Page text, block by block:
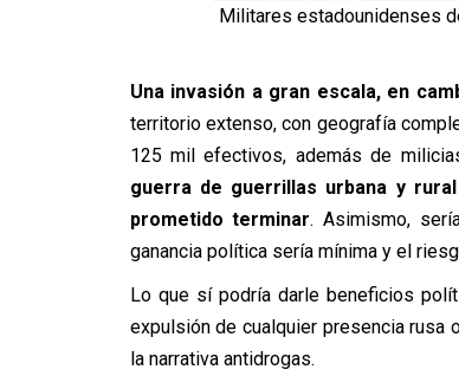
Militares estadounidenses
Una invasión a gran escala, en
territorio extenso, con geografía
125 mil efectivos, además de
guerra de guerrillas urbana y
prometido terminar. Asimismo,
ganancia política sería mínima y el
Lo que sí podría darle beneficios
expulsión de cualquier presencia rusa
la narrativa antidrogas.